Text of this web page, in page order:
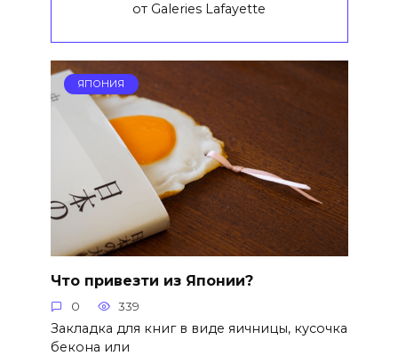
от Galeries Lafayette
ЯПОНИЯ
Что привезти из Японии?
0 339
Закладка для книг в виде яичницы, кусочка
бекона или